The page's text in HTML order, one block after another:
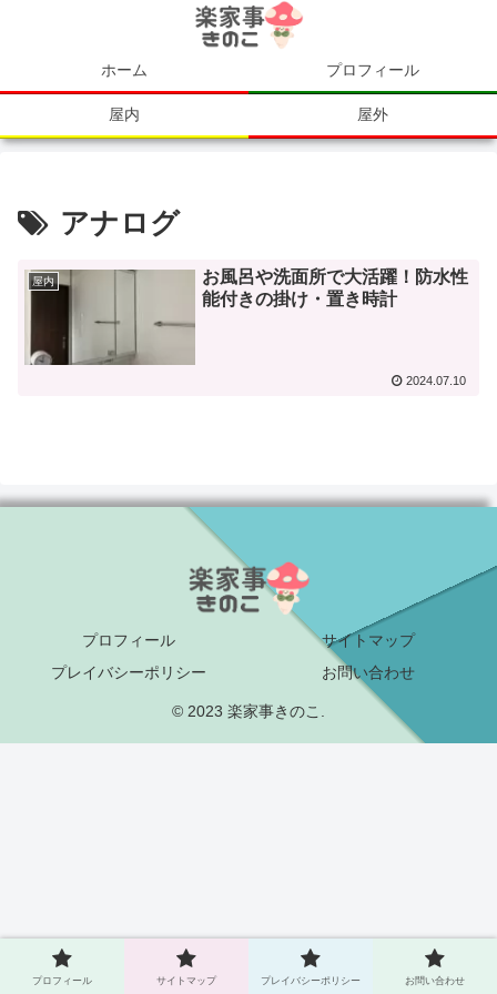
ホーム プロフィール
屋内 屋外
アナログ
屋内
お風呂や洗面所で大活躍！防水性
能付きの掛け・置き時計
2024.07.10
プロフィール
サイトマップ
プレイバシーポリシー
お問い合わせ
© 2023 楽家事きのこ.
プロフィール サイトマップ プレイバシーポリシー お問い合わせ